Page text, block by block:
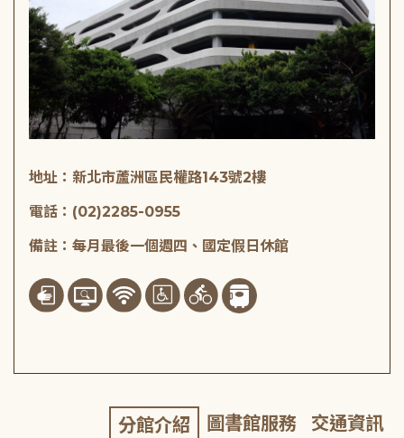
地址：新北市蘆洲區民權路143號2樓
電話：(02)2285-0955
備註：每月最後一個週四、國定假日休館
分館介紹 圖書館服務 交通資訊